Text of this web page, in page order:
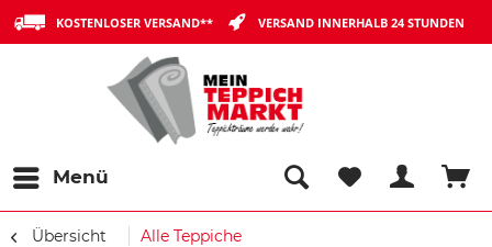
KOSTENLOSER VERSAND** VERSAND INNERHALB 24 STUNDEN
Menü
Übersicht Alle Teppiche